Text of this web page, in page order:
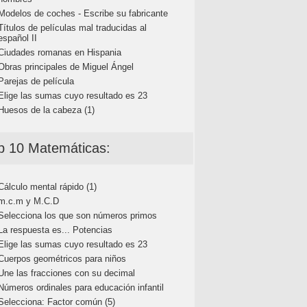
de coches - Escribe su fabricante
de películas mal traducidas al
II
romanas en Hispania
principales de Miguel Ángel
de película
las sumas cuyo resultado es 23
de la cabeza (1)
10 Matemáticas:
mental rápido (1)
y M.C.D
los que son números primos
respuesta es... Potencias
las sumas cuyo resultado es 23
geométricos para niños
las fracciones con su decimal
ordinales para educación infantil
Factor común (5)